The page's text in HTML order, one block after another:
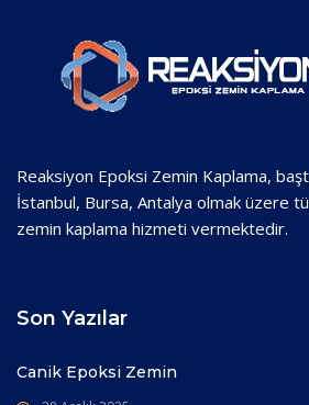
Reaksiyon Epoksi Zemin Kaplama,
İstanbul, Bursa, Antalya olmak üzere
zemin kaplama hizmeti vermektedir.
Son Yazılar
Canik Epoksi Zemin